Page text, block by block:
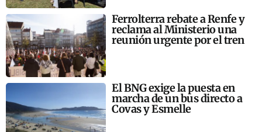
Ferrolterra rebate a Renfe y
reclama al Ministerio una
reunión urgente por el tren
El BNG exige la puesta en
marcha de un bus directo a
Covas y Esmelle